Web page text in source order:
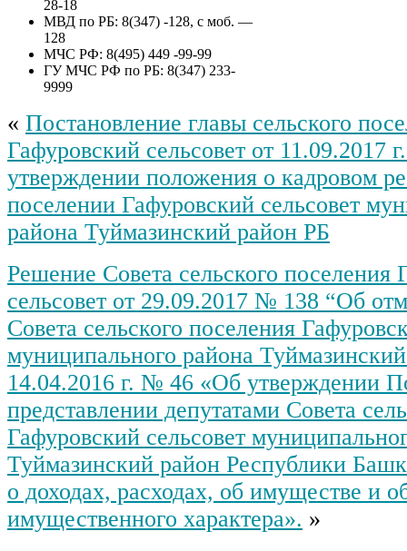
28-18
МВД по РБ: 8(347) -128, с моб. —
128
МЧС РФ: 8(495) 449 -99-99
ГУ МЧС РФ по РБ: 8(347) 233-
9999
« Постановление главы сельского
Гафуровский сельсовет от 11.09.2017
утверждении положения о кадровом
поселении Гафуровский сельсовет
района Туймазинский район РБ
Решение Совета сельского поселения
сельсовет от 29.09.2017 № 138 “Об
Совета сельского поселения
муниципального района
14.04.2016 г. № 46 «Об утверждении
представлении депутатами Совета
Гафуровский сельсовет
Туймазинский район Республики
о доходах, расходах, об имуществе и
имущественного характера». »